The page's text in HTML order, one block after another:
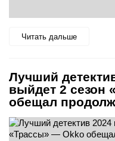
Читать дальше
Лучший
выйдет 2 сезон
обещал